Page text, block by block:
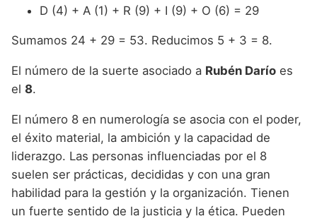
D (4) + A (1) + R (9) + I (9) + O (6) = 29
Sumamos 24 + 29 = 53. Reducimos 5 + 3 = 8.
El número de la suerte asociado a Rubén Darío es
el 8.
El número 8 en numerología se asocia con el poder,
el éxito material, la ambición y la capacidad de
liderazgo. Las personas influenciadas por el 8
suelen ser prácticas, decididas y con una gran
habilidad para la gestión y la organización. Tienen
un fuerte sentido de la justicia y la ética. Pueden